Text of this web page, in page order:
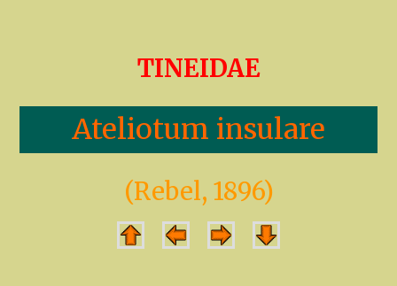
TINEIDAE
Ateliotum insulare
(Rebel, 1896)